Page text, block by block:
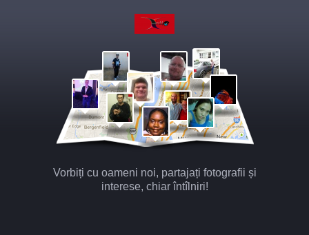
Vorbiți cu oameni noi, partajați fotografii și
interese, chiar întîlniri!